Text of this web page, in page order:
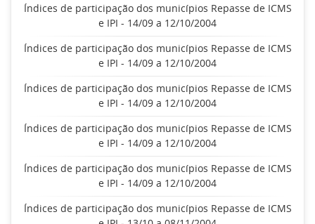
Índices de participação dos municípios Repasse de ICMS
e IPI - 14/09 a 12/10/2004
Índices de participação dos municípios Repasse de ICMS
e IPI - 14/09 a 12/10/2004
Índices de participação dos municípios Repasse de ICMS
e IPI - 14/09 a 12/10/2004
Índices de participação dos municípios Repasse de ICMS
e IPI - 14/09 a 12/10/2004
Índices de participação dos municípios Repasse de ICMS
e IPI - 14/09 a 12/10/2004
Índices de participação dos municípios Repasse de ICMS